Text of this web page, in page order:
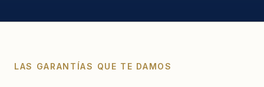
LAS GARANTÍAS QUE TE DAMOS